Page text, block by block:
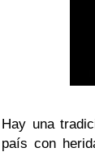
Hay una
país con